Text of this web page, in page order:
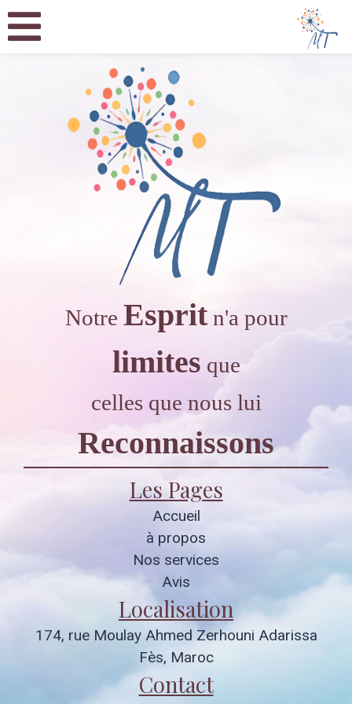
Notre Espritn'a pour
limites que
celles que nous lui
Reconnaissons
Les Pages
Accueil
à propos
Nos services
Avis
Localisation
174, rue Moulay Ahmed Zerhouni Adarissa
Fès, Maroc
Contact